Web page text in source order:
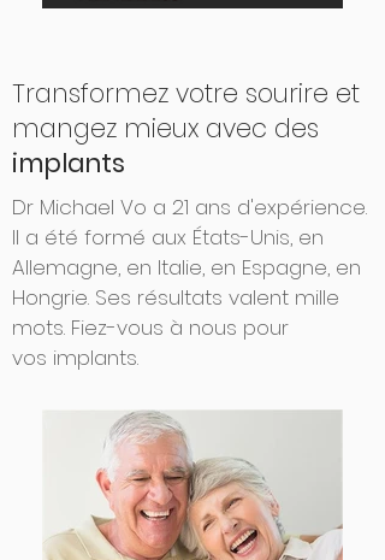
Transformez votre sourire et
mangez mieux avec des
implants
Dr Michael Vo a 21 ans d'expérience.
Il a été formé aux États-Unis, en
Allemagne, en Italie, en Espagne, en
Hongrie. Ses résultats valent mille
mots. Fiez-vous à nous pour
vos implants.